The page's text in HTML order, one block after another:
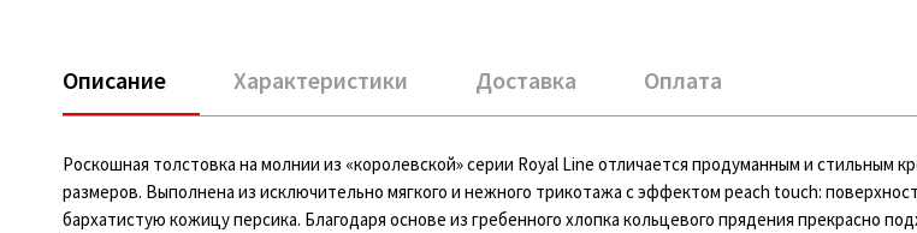
Описание Характеристики Доставка Оплата
Роскошная толстовка на молнии из «королевской» серии Royal Line отличается продуманным и стильным
размеров. Выполнена из исключительно мягкого и нежного трикотажа с эффектом peach touch:
бархатистую кожицу персика. Благодаря основе из гребенного хлопка кольцевого прядения прекрасно